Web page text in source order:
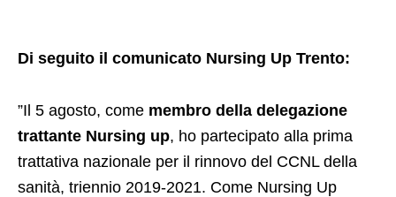
Di seguito il comunicato Nursing Up Trento:
”Il 5 agosto, come membro della delegazione
trattante Nursing up, ho partecipato alla prima
trattativa nazionale per il rinnovo del CCNL della
sanità, triennio 2019-2021. Come Nursing Up